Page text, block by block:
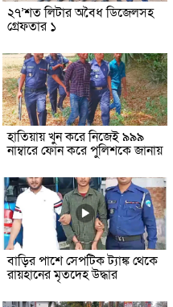
২৭’শত লিটার অবৈধ ডিজেলসহ
গ্রেফতার ১
হাতিয়ায় খুন করে নিজেই ৯৯৯
নাম্বারে ফোন করে পুলিশকে জানায়
বাড়ির পাশে সেপটিক ট্যাঙ্ক থেকে
রায়হানের মৃতদেহ উদ্ধার